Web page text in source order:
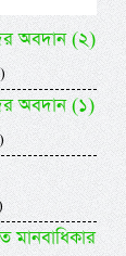
অবদান (২)
অবদান (১)
মানবাধিকার